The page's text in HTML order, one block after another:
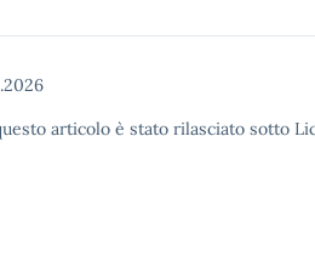
articolo è stato rilasciato sotto